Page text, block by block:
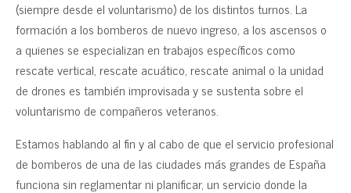
(siempre desde el voluntarismo) de los distintos turnos. La
formación a los bomberos de nuevo ingreso, a los ascensos o
a quienes se especializan en trabajos específicos como
rescate vertical, rescate acuático, rescate animal o la unidad
de drones es también improvisada y se sustenta sobre el
voluntarismo de compañeros veteranos.
Estamos hablando al fin y al cabo de que el servicio profesional
de bomberos de una de las ciudades más grandes de España
funciona sin reglamentar ni planificar, un servicio donde la